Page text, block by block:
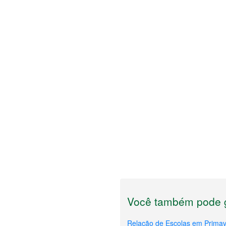
Você também pode
Relação de Escolas em